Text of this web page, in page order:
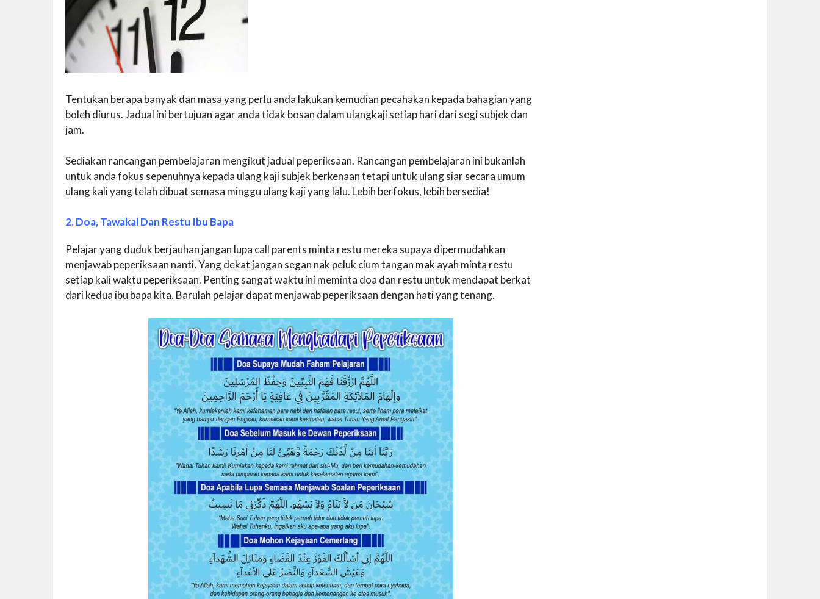
Tentukan berapa banyak dan masa yang perlu anda lakukan kemudian pecahakan kepada bahagian yang
boleh diurus. Jadual ini bertujuan agar anda tidak bosan dalam ulangkaji setiap hari dari segi subjek dan
jam.
Sediakan rancangan pembelajaran mengikut jadual peperiksaan. Rancangan pembelajaran ini bukanlah
untuk anda fokus sepenuhnya kepada ulang kaji subjek berkenaan tetapi untuk ulang siar secara umum
ulang kali yang telah dibuat semasa minggu ulang kaji yang lalu. Lebih berfokus, lebih bersedia!
2. Doa, Tawakal Dan Restu Ibu Bapa
Pelajar yang duduk berjauhan jangan lupa call parents minta restu mereka supaya dipermudahkan
menjawab peperiksaan nanti.Yang dekat jangan segan nak peluk cium tangan mak ayah minta restu
setiap kali waktu peperiksaan. Penting sangat waktu ini meminta doa dan restu untuk mendapat berkat
dari kedua ibu bapa kita. Barulah pelajar dapat menjawab peperiksaan dengan hati yang tenang.